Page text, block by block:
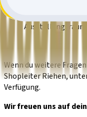
neu renovierten
Wenn du weitere
Shopleiter Riehen,
Verfügung.
Wir freuen uns auf